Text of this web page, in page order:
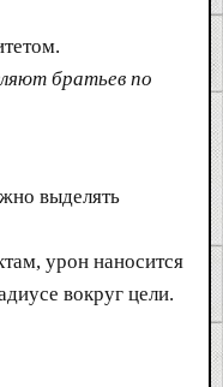
братьев по
выделять
урон наносится
вокруг цели.